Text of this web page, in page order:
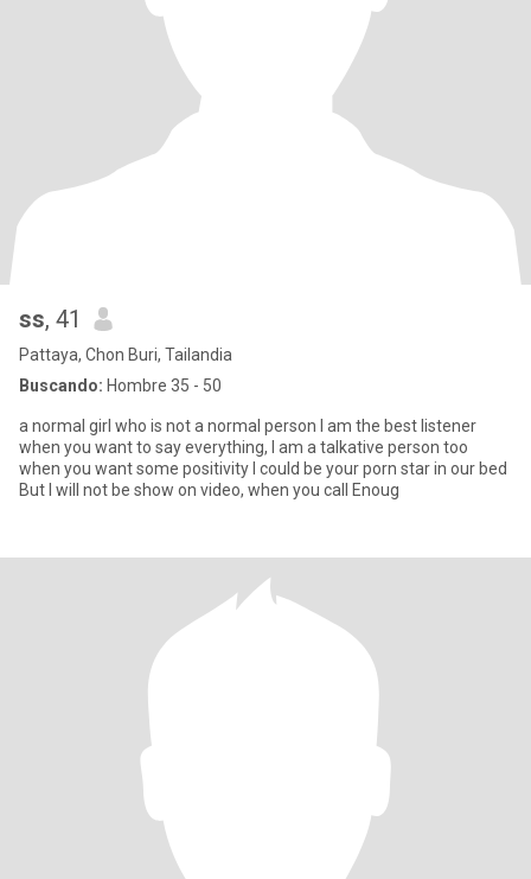
ss, 41
Pattaya, Chon Buri, Tailandia
Buscando: Hombre 35 - 50
a normal girl who is not a normal person I am the best listener
when you want to say everything, I am a talkative person too
when you want some positivity I could be your porn star in our bed
But I will not be show on video, when you call Enoug